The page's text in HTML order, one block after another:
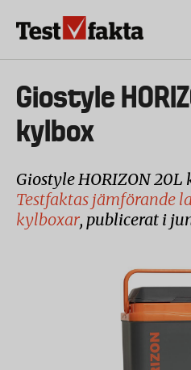
Huvudmeny
ny
Giostyle
kylbox
Giostyle HORIZON
Testfaktas jämförande
kylboxar, publicerat i